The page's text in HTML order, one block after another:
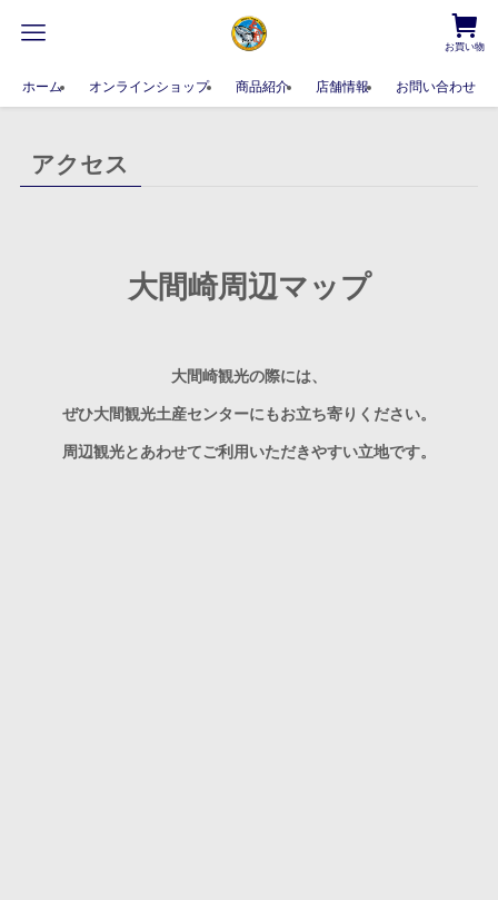
お買い物
ホーム オンラインショップ 商品紹介 店舗情報 お問い合わせ
アクセス
大間崎周辺マップ
大間崎観光の際には、
ぜひ大間観光土産センターにもお立ち寄りください。
周辺観光とあわせてご利用いただきやすい立地です。